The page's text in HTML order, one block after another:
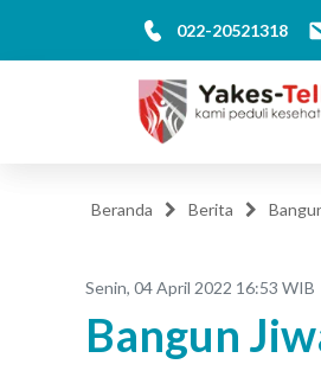
022-20521318
Beranda Berita
Senin, 04 April 2022 16:53 WIB
Bangun